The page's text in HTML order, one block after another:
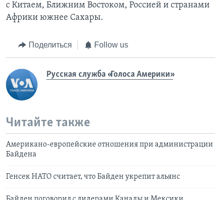
с Китаем, Ближним Востоком, Россией и странами
Африки южнее Сахары.
Поделиться Follow us
Русская служба «Голоса Америки»
Читайте также
Американо-европейские отношения при администрации
Байдена
Генсек НАТО считает, что Байден укрепит альянс